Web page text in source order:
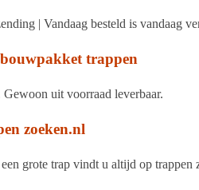
| Vandaag besteld is vandaag
trappen
uit voorraad leverbaar.
zoeken.nl
grote trap vindt u altijd op trappen